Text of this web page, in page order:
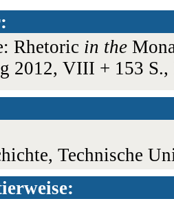
Rhetoric in the
2012, VIII + 153
Technische